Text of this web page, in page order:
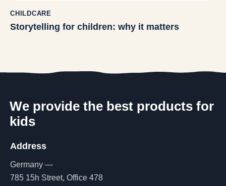
CHILDCARE
Storytelling for children: why it matters
We provide the best products for
kids
Address
Germany —
785 15h Street, Office 478